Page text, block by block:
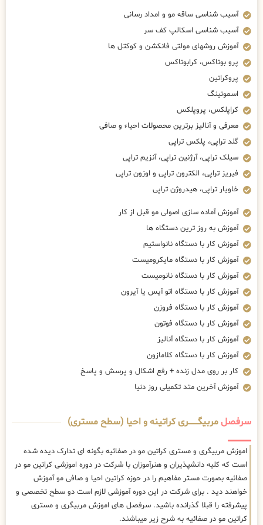
آسیب شناسی ساقه مو و امداد رسانی
آسیب شناسی اسکالپ کف سر
آموزش روشهای مولتی فانکشن و کوکتل ها
پرو بوتاکس، کرابوتاکس
پروکراتین
اسموتینگ
کراپلکس، پروپلکس
معرفی و آنالیز برترین محصولات احیاء و صافی
گلد تراپی، پلکس تراپی
سیلک تراپی، آرژنین تراپی، آنزیم تراپی
فیریز تراپی، الکترون تراپی و اوزون تراپی
خاویار تراپی، هیدروژن تراپی
آموزش آماده سازی اصولی مو قبل از کار
آموزش به روز ترین دستگاه ها
آموزش کار با دستگاه نانواستیم
آموزش کار با دستگاه مایکرومیست
آموزش کار با دستگاه نانومیست
آموزش کار با دستگاه اتو آیس یا آیرون
آموزش کار با دستگاه فروزن
آموزش کار با دستگاه فوتون
آموزش کار با دستگاه آنالیز
آموزش کار با دستگاه کلامازون
کار بر روی مدل زنده + رفع اشکال و پرسش و پاسخ
آموزش آخرین متد تکمیلی روز دنیا
سرفصلمربیگــــــــری کراتینه و احیا (سطح مستری)
اموزش مربیگری و مستری کراتین مو در صفائیه بگونه ای تدارک دیده شده
است که کلیه دانشپذیران و هنرآموزان با شرکت در دوره اموزشی کراتین مو در
صفائیه بصورت مستر مفاهیم را در حوزه کراتین احیا و صافی مو آموزش
خواهند دید . برای شرکت در این دوره آموزشی لازم است دو سطح تخصصی و
پیشرفته را قبلا گذرانده باشید. سرفصل های اموزش مربیگری و مستری
کراتین مو در صفائیه به شرح زیر میباشند.